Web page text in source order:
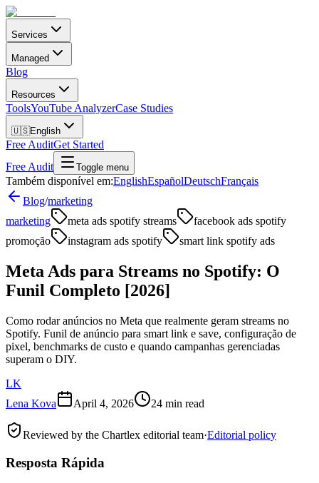
Services
Managed
Blog
Resources
ToolsYouTube AnalyzerCase Studies
🇺🇸English
Free AuditGet Started
Free Audit
Toggle menu
Também disponível em:EnglishEspañolDeutschFrançais
Blog/marketing
marketing
meta ads spotify streams
facebook ads spotify
promoção
instagram ads spotify smart link spotify ads
Meta Ads para Streams no Spotify: O
Funil Completo [2026]
Como rodar anúncios no Meta que realmente geram streams no
Spotify. Funil de anúncio para smart link e save, configuração de
pixel, benchmarks de custo e quando campanhas gerenciadas
superam o DIY.
LK
Lena Kova
April 4, 2026 24 min read
Reviewed by the Chartlex editorial team·Editorial policy
Resposta Rápida